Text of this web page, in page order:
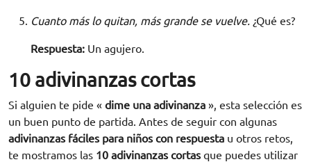
Cuanto más lo quitan, más grande se vuelve. ¿Qué es?
Respuesta: Un agujero.
10 adivinanzas cortas
Si alguien te pide « dime una adivinanza », esta selección es
un buen punto de partida. Antes de seguir con algunas
adivinanzas fáciles para niños con respuesta u otros retos,
te mostramos las 10 adivinanzas cortas que puedes utilizar